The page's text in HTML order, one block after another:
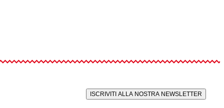
ISCRIVITI ALLA NOSTRA NEWSLETTER